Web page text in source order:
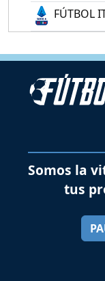
FÚTBOL
Somos la
tus